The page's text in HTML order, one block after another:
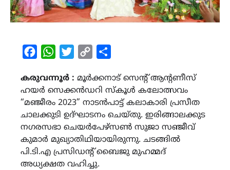
FacebookWhatsAppTwitterCopy
കരുവന്നൂർ : മൂർക്കനാട് സെന്റ് ആന്റണീസ്
ഹയർ സെക്കൻഡറി സ്കൂൾ കലോത്സവം
“മഞ്ജീരം 2023” നാടൻപാട്ട് കലാകാരി പ്രസീത
ചാലക്കുടി ഉദ്ഘാടനം ചെയ്തു. ഇരിങ്ങാലക്കുട
നഗരസഭാ ചെയർപേഴ്സൺ സുജാ സഞ്ജീവ്
കുമാർ മുഖ്യാതിഥിയായിരുന്നു. ചടങ്ങിൽ
പി.ടി.എ പ്രസിഡന്റ് ബൈജു മുഹമ്മദ്
അധ്യക്ഷത വഹിച്ചു.